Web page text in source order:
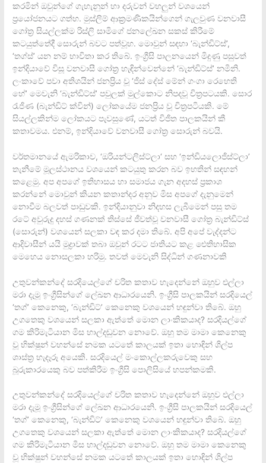
කරමින් ඔවුන්ගේ ගැහැනුන් හා දරුවන් වහලුන් වශයෙන්
ප්‍රයෝජනයට ගත්හ. මුස්ලිම් ආක්‍රමණිකයින්ගෙන් ගැලවුණ වනවාසී
ගෝත්‍ර සියල්ලක්ම රිස්ලි සාමිගේ ජනලේඛන සකස් කිරීමේ
කටයුත්තේදී සොරුන් බවට පත්වූහ. මොවුන් සඳහා ‘බැන්ඩිට්ස්’,
‘තග්ස්’ යන නම් භාවිතා කර තිබේ. ඉංග්‍රීසි පාලනයෙන් මිදුණු පසුවත්
ඉන්දියාවේ විසූ වනවාසී ගෝත්‍ර හැඳින්වෙන්නේ ‘බැන්ඩිට්ස්’ නමිනි.
ලංකාවේ පවා අතිශයින් ජනප්‍රිය වූ ‘ජිස් දේස් මේන් ගංගා රෙහෙති
හේ’ මෙවැනි ‘බැන්ඩිට්ස්’ පවුලක් මුල්කොට නිපදවූ චිත්‍රපටයකි. සොර
රැජිණ (බැන්ඩිට් ක්වින්) ලෝකයේම ජනප්‍රිය වූ චිත්‍රපටියකි. මේ
සියල්ලකින්ම ලෝකයට පැවසුණේ, යටත් විජිත පාලකයින් කී
කතාවමය. එනම්, ඉන්දියාවේ වනවාසී ගෝත්‍ර සොරුන් බවයි.
වර්තමානයේ ඇමරිකාව, ‘ඔරියන්ටලිස්ට්ලා‘ සහ ‘ඉන්ඩියලොජිස්ට්ලා’
තැනීමේ මූලස්ථානය වශයෙන් කටයුතු කරන බව ඉහතින් සඳහන්
කළෙමු. අප අපගේ ඉතිහාසය හා සමාජය ගැන අදහස් ප්‍රකාශ
කරන්නේ මොවුන් කියන කතාන්දර අනුව මිස අපගේ දැනුමෙන්
නොවීම බලවත් පාඩුවකි. ඉන්දියානුවා නිදහස ලැබීමෙන් පසු තම
රටේ අවුරුදු දහස් ගණනක් තිස්සේ ජීවත්වූ වනවාසී ගෝත්‍ර බැන්ඩිට්ස්
(සොරුන්) වශයෙන් සලකා වඳ කර දමා තිබේ. අපි අපේ වැද්දන්ට
ආදිවාසීන් යයි මුද්‍රාවක් තබා ඔවුන් රටට ජාතියට කළ ඓතිහාසික
මෙහෙය නොසලකා හරිමු. තවත් මෙවැනි සිද්ධින් ගණනාවකි
උතුවන්කන්දේ සරදියෙල්ගේ චරිත කතාව හැදෙන්නේ ඔහුව එල්ලා
මරා දැමූ ඉංග්‍රීසින්ගේ ලේඛන ආධාරයෙනි. ඉංග්‍රීසි පාලකයින් සරදියෙල්
‘තග්’ කෙනෙකු, ‘බැන්ඩිට්’ කෙනෙකු වශයෙන් හඳුන්වා තිබේ. ඔහු
උගතෙකු වශයෙන් සලකා ඇත්තේ මොන ලාංකිකයාද? සරදියල්ගේ
ගම කිරිමැටියාන මිස හාල්දඬුවන නොවේ. ඔහු තම මාමා කෙනෙකු
වූ භික්ෂුන් වහන්සේ නමක යටතේ කාලයක් ඉතා හොඳින් ශිල්ප
ශාස්ත්‍ර හැදෑරූ අයෙකි. සරදියෙල් මංකොල්ලකරුවෙකු සහ
බූරුකාරයෙකු බව පත්කිරීම ඉංග්‍රීසි පොලිසියේ හපන්කමකි.
උතුවන්කන්දේ සරදියෙල්ගේ චරිත කතාව හැදෙන්නේ ඔහුව එල්ලා
මරා දැමූ ඉංග්‍රීසින්ගේ ලේඛන ආධාරයෙනි. ඉංග්‍රීසි පාලකයින් සරදියෙල්
‘තග්’ කෙනෙකු, ‘බැන්ඩිට්’ කෙනෙකු වශයෙන් හඳුන්වා තිබේ. ඔහු
උගතෙකු වශයෙන් සලකා ඇත්තේ මොන ලාංකිකයාද? සරදියල්ගේ
ගම කිරිමැටියාන මිස හාල්දඬුවන නොවේ. ඔහු තම මාමා කෙනෙකු
වූ භික්ෂුන් වහන්සේ නමක යටතේ කාලයක් ඉතා හොඳින් ශිල්ප